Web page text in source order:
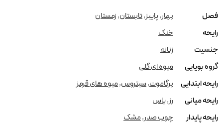
فصل بهار,پاییز,تابستان,زمستان
رایحه
خنک
جنسیت
زنانه
گروه بویایی
میوه ای گلی
رایحه ابتدایی
برگاموت,سیتروس,میوه های قرمز
رایحه میانی
رز,یاس
رایحه پایدار
چوب صدر,مشک